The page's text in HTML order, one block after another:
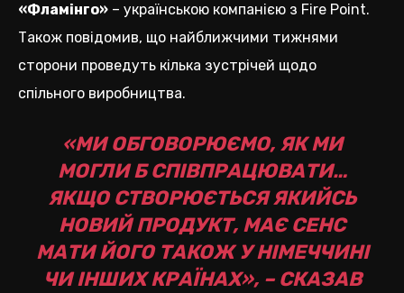
«Фламінго» – українською компанією з Fire Point.
Також повідомив, що найближчими тижнями
сторони проведуть кілька зустрічей щодо
спільного виробництва.
«МИ ОБГОВОРЮЄМО, ЯК МИ
МОГЛИ Б СПІВПРАЦЮВАТИ…
ЯКЩО СТВОРЮЄТЬСЯ ЯКИЙСЬ
НОВИЙ ПРОДУКТ, МАЄ СЕНС
МАТИ ЙОГО ТАКОЖ У НІМЕЧЧИНІ
ЧИ ІНШИХ КРАЇНАХ», – СКАЗАВ